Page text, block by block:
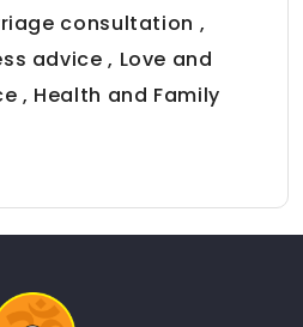
consultation ,
advice , Love and
, Health and Family